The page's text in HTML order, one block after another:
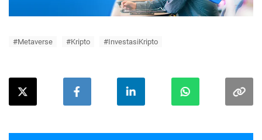
#Metaverse #Kripto #InvestasiKripto